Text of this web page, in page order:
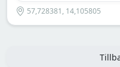
57,728381, 14,105805